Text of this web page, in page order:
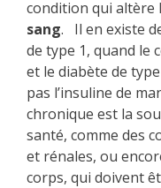
condition qui altère
sang. Il en existe
de type 1, quand le
et le diabète de
pas l’insuline de
chronique est la
santé, comme des
et rénales, ou
corps, qui doivent